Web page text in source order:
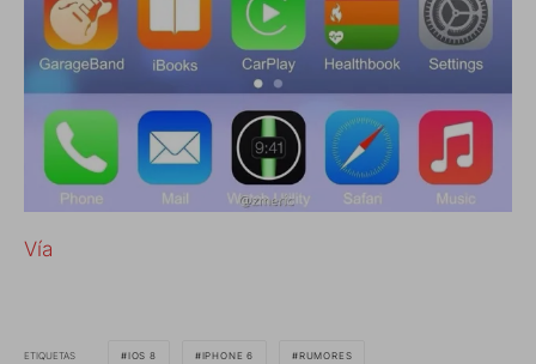
Vía
ETIQUETAS IOS 8 IPHONE 6 RUMORES